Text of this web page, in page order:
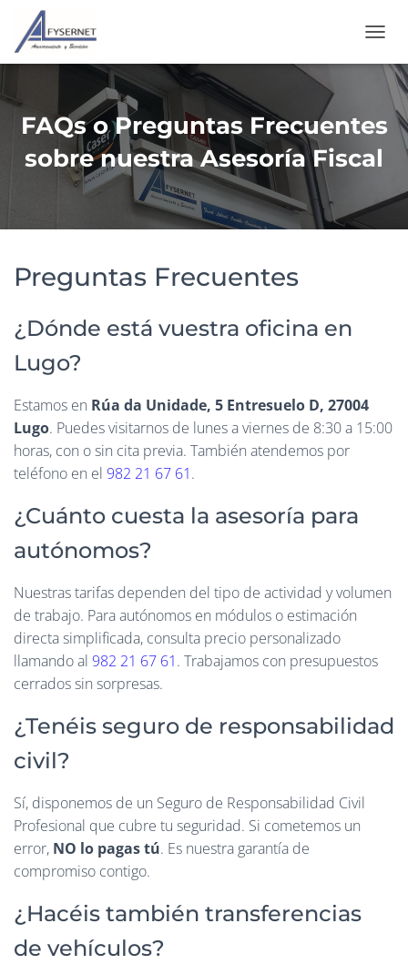
A
A
R
M
D
N
FAQs o Preguntas Frecuentes
sobre nuestra Asesoría Fiscal
Preguntas Frecuentes
¿Dónde está vuestra oficina en
Lugo?
Estamos en Rúa da Unidade, 5 Entresuelo D, 27004
Lugo. Puedes visitarnos de lunes a viernes de 8:30 a 15:00
horas, con o sin cita previa. También atendemos por
teléfono en el 982 21 67 61.
¿Cuánto cuesta la asesoría para
autónomos?
Nuestras tarifas dependen del tipo de actividad y volumen
de trabajo. Para autónomos en módulos o estimación
directa simplificada, consulta precio personalizado
llamando al 982 21 67 61. Trabajamos con presupuestos
cerrados sin sorpresas.
¿Tenéis seguro de responsabilidad
civil?
Sí, disponemos de un Seguro de Responsabilidad Civil
Profesional que cubre tu seguridad. Si cometemos un
error, NO lo pagas tú. Es nuestra garantía de
compromiso contigo.
¿Hacéis también transferencias
de vehículos?